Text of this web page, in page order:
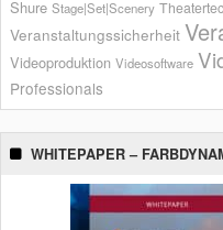
Shure Stage|Set|Scenery
Veranstaltungssicherheit
Videoproduktion Videosoftware
Professionals
WHITEPAPER –